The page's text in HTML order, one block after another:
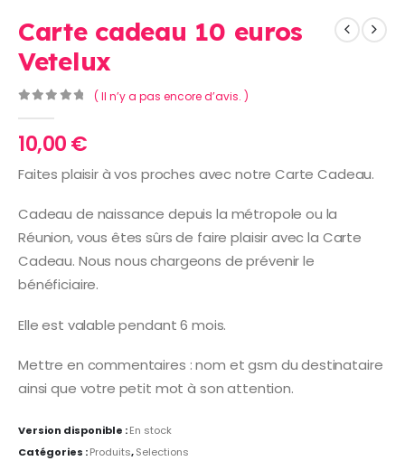
Carte cadeau 10 euros
Vetelux
( Il n’y a pas encore d’avis. )
10,00€
Faites plaisir à vos proches avec notre Carte Cadeau.
Cadeau de naissance depuis la métropole ou la
Réunion, vous êtes sûrs de faire plaisir avec la Carte
Cadeau. Nous nous chargeons de prévenir le
bénéficiaire.
Elle est valable pendant 6 mois.
Mettre en commentaires : nom et gsm du destinataire
ainsi que votre petit mot à son attention.
Version disponible :En stock
Catégories :Produits,Selections